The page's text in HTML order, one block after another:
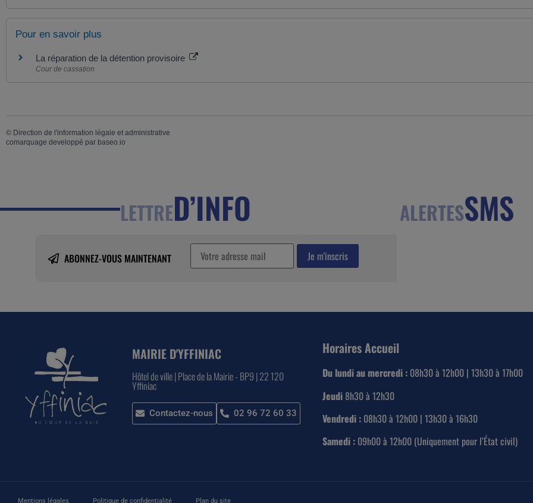
Pour en savoir plus
La réparation de la détention provisoire
Cour de cassation
© Direction de l'information légale et administrative
comarquage developpé par baseo.io
LETTRED’INFO
ABONNEZ-VOUS MAINTENANT
ALERTESSMS
MAIRIE D'YFFINIAC
Hôtel de ville | Place de la Mairie - BP9 | 22 120
Yffiniac
Contactez-nous 02 96 72 60 33
Horaires Accueil
Du lundi au mercredi :08h30 à 12h00 | 13h30 à 17h00
Jeudi8h30 à 12h30
Vendredi :08h30 à 12h00 | 13h30 à 16h30
Samedi :09h00 à 12h00 (Uniquement pour l’État civil)
Mentions légales Politique de confidentialité Plan du site